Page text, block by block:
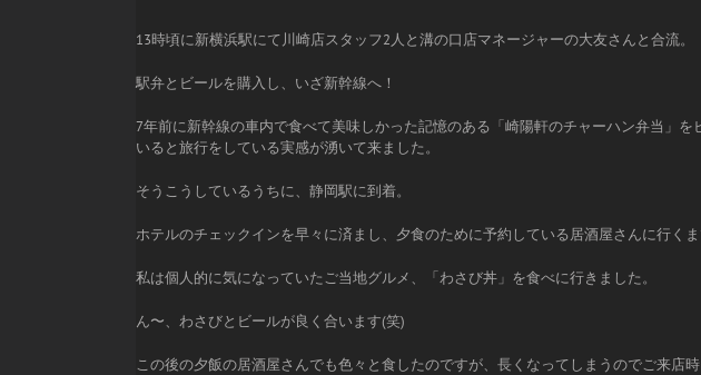
13時頃に新横浜駅にて川崎店スタッフ2人と溝の口店マネージャーの大友さんと合流。
駅弁とビールを購入し、いざ新幹線へ！
7年前に新幹線の車内で食べて美味しかった記憶のある「崎陽軒のチャーハン弁当」
いると旅行をしている実感が湧いて来ました。
そうこうしているうちに、静岡駅に到着。
ホテルのチェックインを早々に済まし、夕食のために予約している居酒屋さんに行く
私は個人的に気になっていたご当地グルメ、「わさび丼」を食べに行きました。
ん〜、わさびとビールが良く合います(笑)
この後の夕飯の居酒屋さんでも色々と食したのですが、長くなってしまうのでご来店